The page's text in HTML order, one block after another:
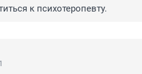
к психотеропевту.